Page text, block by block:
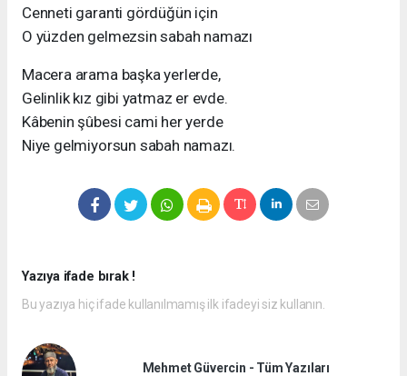
Cenneti garanti gördüğün için
O yüzden gelmezsin sabah namazı
Macera arama başka yerlerde,
Gelinlik kız gibi yatmaz er evde.
Kâbenin şûbesi cami her yerde
Niye gelmiyorsun sabah namazı.
Yazıya ifade bırak !
Bu yazıya hiç ifade kullanılmamış ilk ifadeyi siz kullanın.
Mehmet Güvercin - Tüm Yazıları